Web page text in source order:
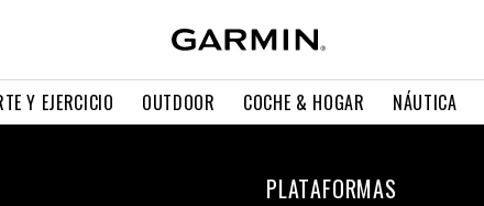
Y EJERCICIO OUTDOOR COCHE & HOGAR NÁUTICA
PLATAFORMAS